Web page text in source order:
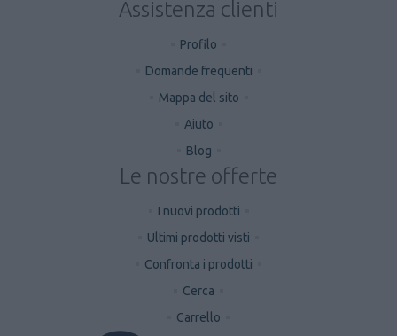
Assistenza clienti
Profilo
Domande frequenti
Mappa del sito
Aiuto
Blog
Le nostre offerte
I nuovi prodotti
Ultimi prodotti visti
Confronta i prodotti
Cerca
Carrello